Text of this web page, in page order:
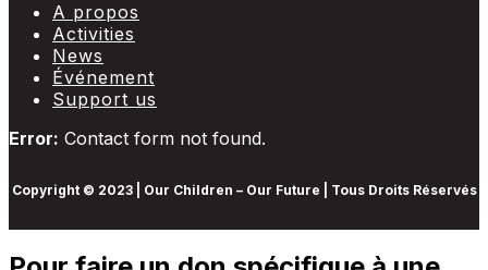
A propos
Activities
News
Événement
Support us
Error: Contact form not found.
Copyright © 2023 | Our Children – Our Future | Tous Droits Réservés